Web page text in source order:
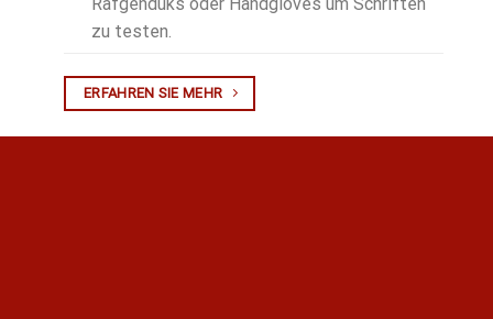
zu testen.
ERFAHREN SIE MEHR